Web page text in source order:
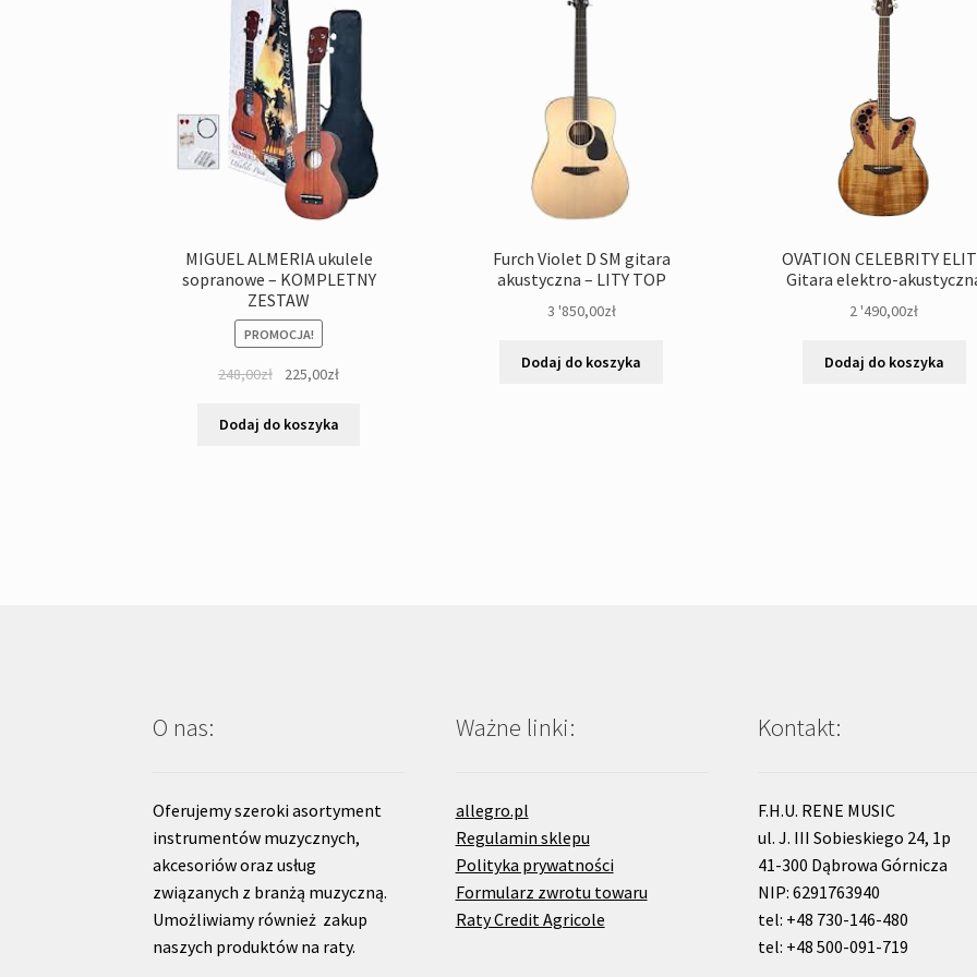
MIGUEL ALMERIA ukulele
sopranowe – KOMPLETNY
ZESTAW
PROMOCJA!
248,00zł
Pierwotna
wynosiła:
225,00złAktualna
Dodaj do koszyka
Furch Violet D SM gitara
akustyczna – LITY TOP
3 '850,00zł
Dodaj do koszyka
OVATION CELEBRITY
Gitara elektro-
2 '490,00zł
Dodaj do koszyka
O nas:
Oferujemy szeroki asortyment
instrumentów muzycznych,
akcesoriów oraz usług
związanych z branżą muzyczną.
Umożliwiamy również zakup
naszych produktów na raty.
Ważne linki:
allegro.pl
Regulamin sklepu
Polityka prywatności
Formularz zwrotu towaru
Raty Credit Agricole
Kontakt:
F.H.U. RENE MUSIC
ul. J. III Sobieskiego 24, 1p
41-300 Dąbrowa Górnicza
NIP: 6291763940
tel: +48 730-146-480
tel: +48 500-091-719